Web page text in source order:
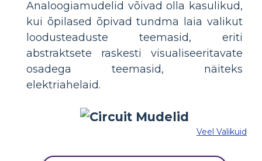
Analoogiamudelid võivad olla kasulikud,
kui õpilased õpivad tundma laia valikut
loodusteaduste teemasid, eriti
abstraktsete raskesti visualiseeritavate
osadega teemasid, näiteks
elektriahelaid.
Veel Valikuid